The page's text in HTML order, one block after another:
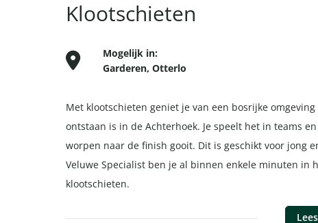
Klootschieten
Mogelijk in:
Garderen, Otterlo
Met klootschieten geniet je van een bosrijke
ontstaan is in de Achterhoek. Je speelt het in teams
worpen naar de finish gooit. Dit is geschikt voor jong
Veluwe Specialist ben je al binnen enkele minuten in
klootschieten.